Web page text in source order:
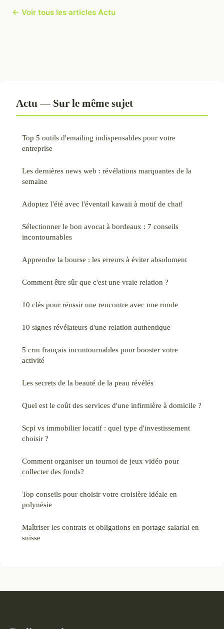
← Voir tous les articles Actu
Actu — Sur le même sujet
Top 5 outils d'emailing indispensables pour votre
entreprise
Les dernières news web : révélations marquantes de la
semaine
Adoptez l'été avec l'éventail kawaii à motif de chat!
Sélectionner le bon avocat à bordeaux : 7 conseils
incontournables
Apprendre la bourse : les erreurs à éviter absolument
Comment être sûr que c'est une vraie relation ?
10 clés pour réussir une rencontre avec une ronde
10 signes révélateurs d'une relation authentique
5 crm français incontournables pour booster votre
activité
Les secrets de la beauté de la peau révélés
Quel est le coût des services d'une infirmière à domicile ?
Scpi vs immobilier locatif : quel type d'investissement
choisir ?
Comment organiser un tournoi de jeux vidéo pour
collecter des fonds?
Top conseils pour choisir votre croisière idéale en
polynésie
Maîtriser les contrats et obligations en portage salarial en
suisse